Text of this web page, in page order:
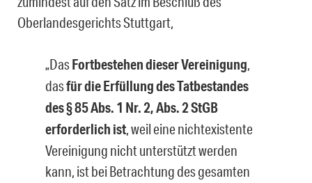
Oberlandesgerichts Stuttgart,
„DasFortbestehen dieser Vereinigung,
dasfür die Erfüllung des Tatbestandes
des § 85 Abs. 1 Nr. 2, Abs. 2 StGB
erforderlich ist, weil eine nichtexistente
Vereinigung nicht unterstützt werden
kann, ist bei Betrachtung des gesamten